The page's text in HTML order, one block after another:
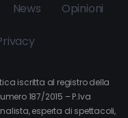
News Opinioni
iscritta al registro della
187/2015 – P.Iva
esperta di spettacoli,